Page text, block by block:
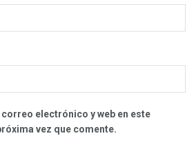
electrónico y web en este
vez que comente.